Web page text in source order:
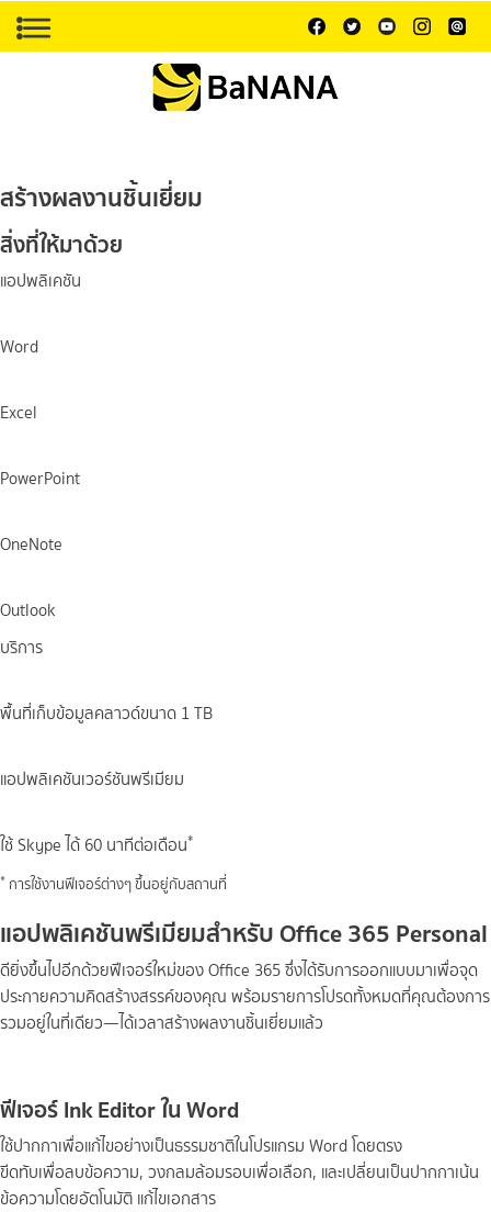
สร้างผลงานชิ้นเยี่ยม
สิ่งที่ให้มาด้วย
แอปพลิเคชัน
Word
Excel
PowerPoint
OneNote
Outlook
บริการ
พื้นที่เก็บข้อมูลคลาวด์ขนาด 1 TB
แอปพลิเคชันเวอร์ชันพรีเมียม
ใช้ Skype ได้ 60 นาทีต่อเดือน​*
* การใช้งานฟีเจอร์ต่างๆ ขึ้นอยู่กับสถานที่
แอปพลิเคชันพรีเมียมสำหรับOffice 365Personal
ดียิ่งขึ้นไปอีกด้วยฟีเจอร์ใหม่ของ Office 365 ซึ่งได้รับการออกแบบมาเพื่อจุด
ประกายความคิดสร้างสรรค์ของคุณ พร้อมรายการโปรดทั้งหมดที่คุณต้องการ
รวมอยู่ในที่เดียว—ได้เวลาสร้างผลงานชิ้นเยี่ยมแล้ว
ฟีเจอร์ Ink Editor ใน Word
ใช้ปากกาเพื่อแก้ไขอย่างเป็นธรรมชาติในโปรแกรม Word โดยตรง
ขีดทับเพื่อลบข้อความ, วงกลมล้อมรอบเพื่อเลือก, และเปลี่ยนเป็นปากกาเน้น
ข้อความโดยอัตโนมัติ แก้ไขเอกสาร